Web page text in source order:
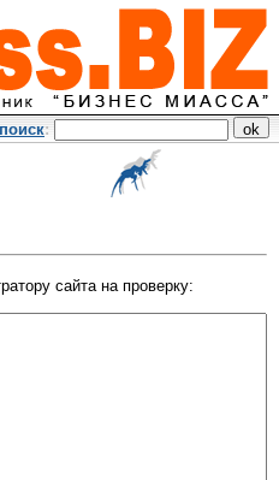
поиск:
сайта на проверку: